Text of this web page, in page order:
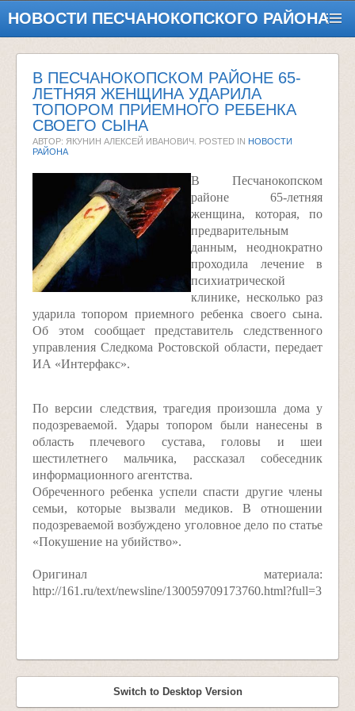
НОВОСТИ ПЕСЧАНОКОПСКОГО РАЙОНА
В ПЕСЧАНОКОПСКОМ РАЙОНЕ 65-
ЛЕТНЯЯ ЖЕНЩИНА УДАРИЛА
ТОПОРОМ ПРИЕМНОГО РЕБЕНКА
СВОЕГО СЫНА
АВТОР: ЯКУНИН АЛЕКСЕЙ ИВАНОВИЧ. POSTED IN НОВОСТИ
РАЙОНА
В Песчанокопском
районе 65-летняя
женщина, которая, по
предварительным
данным, неоднократно
проходила лечение в
психиатрической
клинике, несколько раз
ударила топором приемного ребенка своего сына.
Об этом сообщает представитель следственного
управления Следкома Ростовской области, передает
ИА «Интерфакс».
По версии следствия, трагедия произошла дома у
подозреваемой. Удары топором были нанесены в
область плечевого сустава, головы и шеи
шестилетнего мальчика, рассказал собеседник
информационного агентства.
Обреченного ребенка успели спасти другие члены
семьи, которые вызвали медиков. В отношении
подозреваемой возбуждено уголовное дело по статье
«Покушение на убийство».
Оригинал материала:
http://161.ru/text/newsline/130059709173760.html?full=3
Switch to Desktop Version